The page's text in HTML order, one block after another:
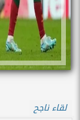
لقاء ناجح